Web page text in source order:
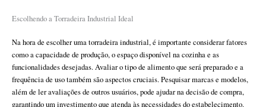
Escolhendo a Torradeira Industrial Ideal
Na hora de escolher uma torradeira industrial, é importante considerar fatores
como a capacidade de produção, o espaço disponível na cozinha e as
funcionalidades desejadas. Avaliar o tipo de alimento que será preparado e a
frequência de uso também são aspectos cruciais. Pesquisar marcas e modelos,
além de ler avaliações de outros usuários, pode ajudar na decisão de compra,
garantindo um investimento que atenda às necessidades do estabelecimento.